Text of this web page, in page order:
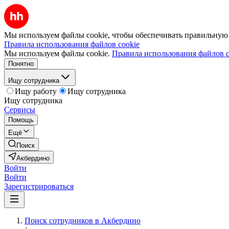
Мы используем файлы cookie, чтобы обеспечивать правильную
Правила использования файлов cookie
Мы используем файлы cookie. Правила использования файлов
Понятно
Ищу сотрудника
Ищу работу
Ищу сотрудника
Ищу сотрудника
Сервисы
Помощь
Ещё
Поиск
Акбердино
Войти
Войти
Зарегистрироваться
Поиск сотрудников в Акбердино